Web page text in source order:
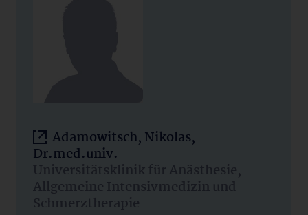
Adamowitsch, Nikolas,
Dr.med.univ.
Universitätsklinik für Anästhesie,
Allgemeine Intensivmedizin und
Schmerztherapie